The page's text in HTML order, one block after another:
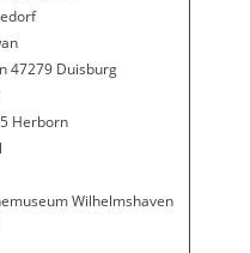
47279 Duisburg
Herborn
Wilhelmshaven